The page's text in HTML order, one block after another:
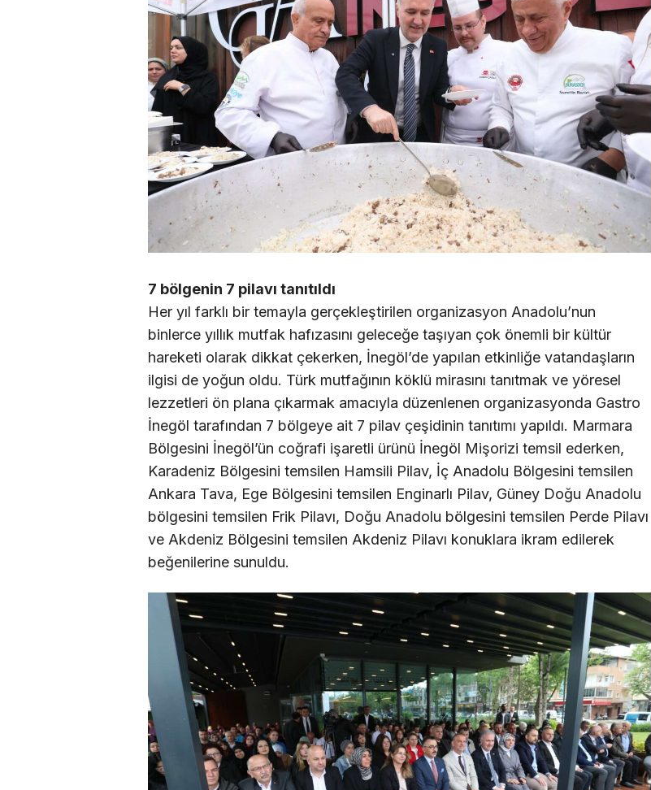
7 bölgenin 7 pilavı tanıtıldı
Her yıl farklı bir temayla gerçekleştirilen organizasyon Anadolu’nun
binlerce yıllık mutfak hafızasını geleceğe taşıyan çok önemli bir kültür
hareketi olarak dikkat çekerken, İnegöl’de yapılan etkinliğe vatandaşların
ilgisi de yoğun oldu. Türk mutfağının köklü mirasını tanıtmak ve yöresel
lezzetleri ön plana çıkarmak amacıyla düzenlenen organizasyonda Gastro
İnegöl tarafından 7 bölgeye ait 7 pilav çeşidinin tanıtımı yapıldı. Marmara
Bölgesini İnegöl’ün coğrafi işaretli ürünü İnegöl Mişorizi temsil ederken,
Karadeniz Bölgesini temsilen Hamsili Pilav, İç Anadolu Bölgesini temsilen
Ankara Tava, Ege Bölgesini temsilen Enginarlı Pilav, Güney Doğu Anadolu
bölgesini temsilen Frik Pilavı, Doğu Anadolu bölgesini temsilen Perde Pilavı
ve Akdeniz Bölgesini temsilen Akdeniz Pilavı konuklara ikram edilerek
beğenilerine sunuldu.